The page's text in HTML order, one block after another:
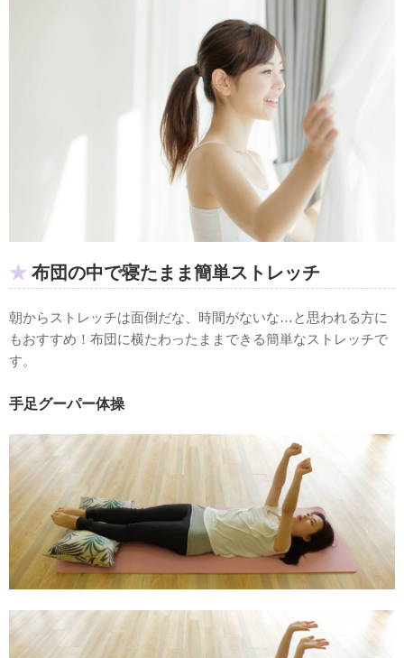
布団の中で寝たまま簡単ストレッチ
朝からストレッチは面倒だな、時間がないな…と思われる方に
もおすすめ！布団に横たわったままできる簡単なストレッチで
す。
手足グーパー体操